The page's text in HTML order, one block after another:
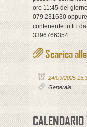
ore 11:45 del
079.231630
contenente tutti i
3396766354
Scarica
24/09/2025
Generale